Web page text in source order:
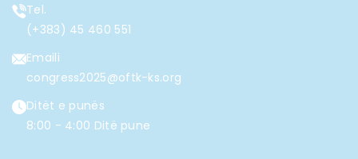
Tel.
(+383) 45 460 551
Emaili
congress2025@oftk-ks.org
Ditët e punës
8:00 - 4:00 Ditë pune